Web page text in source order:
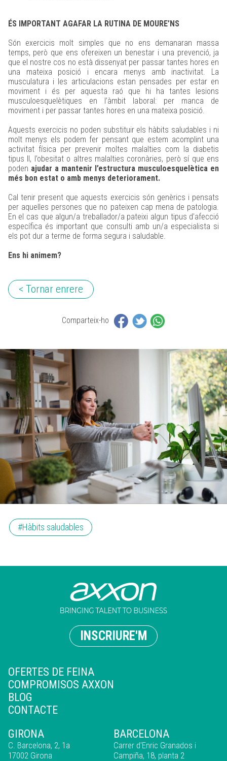
ÉS IMPORTANT AGAFAR LA RUTINA DE MOURE’NS
Són exercicis molt simples que no ens demanaran massa
temps, però que ens ofereixen un benestar i una prevenció, ja
que el nostre cos no està dissenyat per passar tantes hores en
una mateixa posició i encara menys amb inactivitat. La
musculatura i les articulacions estan pensades per estar en
moviment i és per aquesta raó que hi ha tantes lesions
musculoesquelètiques en l’àmbit laboral: per manca de
moviment i per passar tantes hores en una mateixa posició.
Aquests exercicis no poden substituir els hàbits saludables i ni
molt menys els podem fer pensant que estem acomplint una
activitat física per prevenir moltes malalties com la diabetis
tipus II, l’obesitat o altres malalties coronàries, però sí que ens
poden ajudar a mantenir l’estructura musculoesquelètica en
més bon estat o amb menys deteriorament.
Cal tenir present que aquests exercicis són genèrics i pensats
per aquelles persones que no pateixen cap mena de patologia.
En el cas que algun/a treballador/a pateixi algun tipus d’afecció
específica és important que consulti amb un/a especialista si
els pot dur a terme de forma segura i saludable.
Ens hi animem?
< Tornar enrere
Comparteix-ho
#Hàbits saludables
INSCRIURE'M
OFERTES DE FEINA
COMPROMISOS AXXON
BLOG
CONTACTE
GIRONA
C. Barcelona, 2, 1a
17002 Girona
BARCELONA
Carrer d'Enric Granados i
Campiña, 18, planta 2